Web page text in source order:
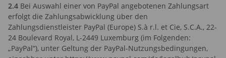
2.4 Bei Auswahl einer von PayPal angebotenen Zahlungsart
erfolgt die Zahlungsabwicklung über den
Zahlungsdienstleister PayPal (Europe) S.à r.l. et Cie, S.C.A., 22-
24 Boulevard Royal, L-2449 Luxemburg (im Folgenden:
„PayPal“), unter Geltung der PayPal-Nutzungsbedingungen,